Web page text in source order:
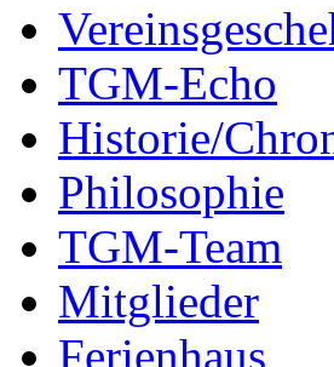
TGM-Echo
Historie/
Philosophie
TGM-Team
Mitglieder
Ferienhaus